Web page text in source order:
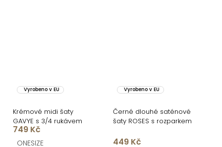
Vyrobeno v EU
Krémové midi šaty
GAVYE s 3/4 rukávem
749 Kč
ONESIZE
Vyrobeno v EU
Černé dlouhé saténové
šaty ROSES s rozparkem
449 Kč